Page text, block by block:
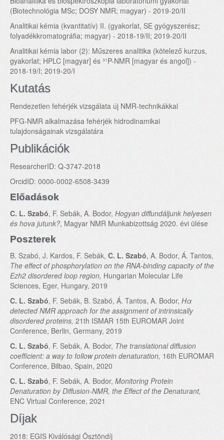
(Biotechnológia MSc; DOSY NMR; magyar) - 2019-20/II
Analitikai kémia (kvantitatív) II. (gyakorlat, SE gyógyszerész;
folyadékkromatográfia; magyar) - 2018-19/II; 2019-20/II
Analitikai kémia labor (2): Műszeres analitika (kötelező kurzus,
gyakorlat; HPLC [magyar] és ³¹P-NMR [magyar és angol]) -
2018-19/I; 2019-20/I
Kutatás
Rendezetlen fehérjék vizsgálata új NMR-technikákkal
PFG-NMR alkalmazása fehérjék hidrodinamikai
tulajdonságainak vizsgálatára
Publikációk
ResearcherID: Q-3747-2018
OrcidID: 0000-0002-6508-3439
Előadások
C. L. Szabó, F. Sebák, A. Bodor, Hogyan diffundáljunk helyesen
és hova jutunk?, Magyar NMR Munkabizottság 2020. évi ülése
Poszterek
B. Szabó, J. Kardos, F. Sebák, C. L. Szabó, A. Bodor, Á. Tantos,
The effect of phosphorylation on the RNA-binding capacity of the
Ezh2 disordered loop region, Hungarian Molecular Life
Sciences, Eger, Hungary, 2019
C. L. Szabó, F. Sebák, B. Szabó, Á. Tantos, A. Bodor, Hα
detected NMR approach for the assignment of intrinsically
disordered proteins, 21th ISMAR 15th EUROMAR Joint
Conference, Berlin, Germany, 2019
C. L. Szabó, F. Sebák, A. Bodor, The translational diffusion
coefficient: a way to follow protein denaturation, 16th EUROMAR
Conference, Bilbao, Spain, 2020
C. L. Szabó, F. Sebák, A. Bodor, Monitoring Protein
Denaturation by Diffusion-NMR, the Effect of the Denaturant,
ENC Virtual Conference, 2021
Díjak
2018: EGIS Kiválósági Ösztöndíj